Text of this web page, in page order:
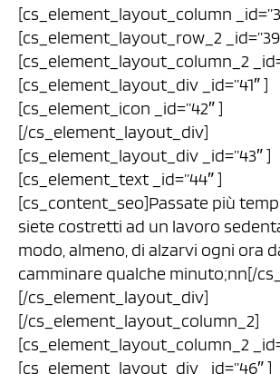
[cs_element_layout_column
[cs_element_layout_row_2
[cs_element_layout_column_2
[cs_element_layout_div _id=”41″ ]
[cs_element_icon _id=”42″ ]
[/cs_element_layout_div]
[cs_element_layout_div _id=”43″ ]
[cs_element_text _id=”44″ ]
[cs_content_seo]Passate più
siete costretti ad un lavoro
modo, almeno, di alzarvi ogni ora
camminare qualche minuto;nn[/
[/cs_element_layout_div]
[/cs_element_layout_column_2]
[cs_element_layout_column_2
[cs_element_layout_div _id=”46″ ]